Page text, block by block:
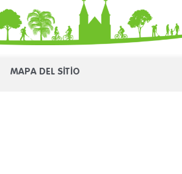
MAPA DEL SITIO